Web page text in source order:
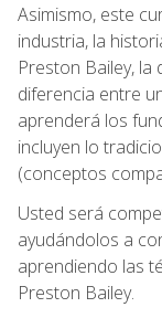
Asimismo, este
industria, la
Preston Bailey, la
diferencia entre
aprenderá los
incluyen lo
(conceptos
Usted será
ayudándolos a
aprendiendo las
Preston Bailey.